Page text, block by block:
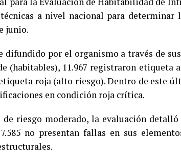
técnicas a nivel nacional para
junio.
difundido por el organismo a través de
(habitables), 11.967 registraron etiqueta
roja (alto riesgo). Dentro de este
en condición roja crítica.
riesgo moderado, la evaluación
no presentan fallas en sus